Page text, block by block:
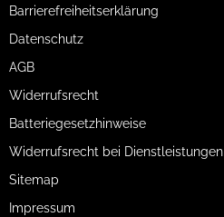
Barrierefreiheitserklärung
Datenschutz
AGB
Widerrufsrecht
Batteriegesetzhinweise
Widerrufsrecht bei Dienstleistungen
Sitemap
Impressum